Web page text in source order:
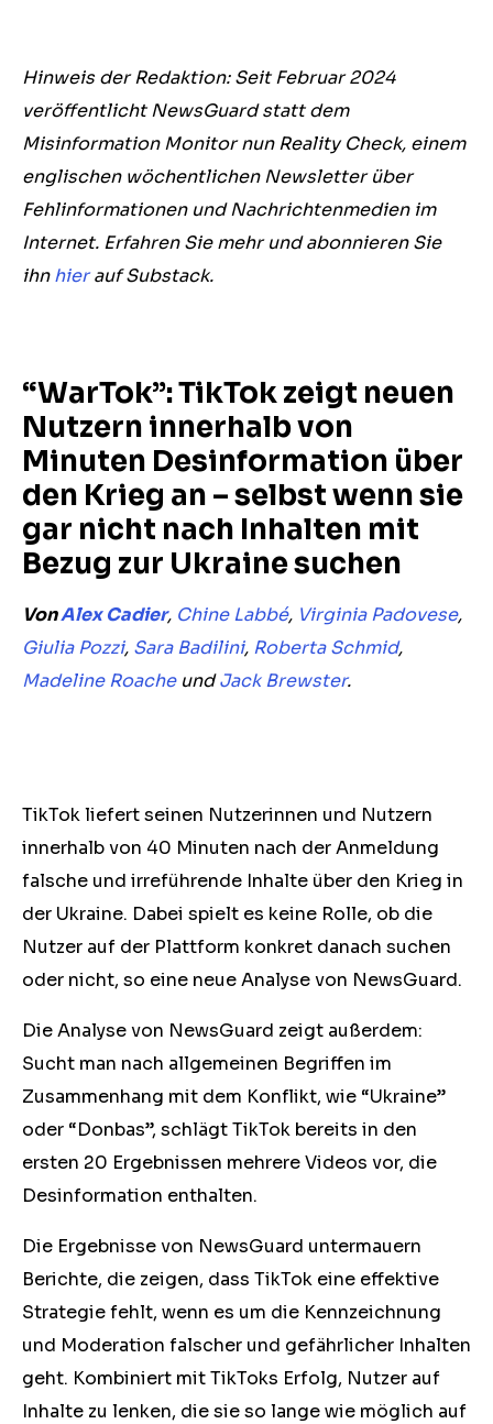
Hinweis der Redaktion: Seit Februar 2024
veröffentlicht NewsGuard statt dem
Misinformation Monitor nun Reality Check, einem
englischen wöchentlichen Newsletter über
Fehlinformationen und Nachrichtenmedien im
Internet. Erfahren Sie mehr und abonnieren Sie
ihnhierauf Substack.
“WarTok”: TikTok zeigt neuen
Nutzern innerhalb von
Minuten Desinformation über
den Krieg an – selbst wenn sie
gar nicht nach Inhalten mit
Bezug zur Ukraine suchen
VonAlex Cadier, Chine Labbé, Virginia Padovese,
Giulia Pozzi, Sara Badilini, Roberta Schmid,
Madeline RoacheundJack Brewster.
TikTok liefert seinen Nutzerinnen und Nutzern
innerhalb von 40 Minuten nach der Anmeldung
falsche und irreführende Inhalte über den Krieg in
der Ukraine. Dabei spielt es keine Rolle, ob die
Nutzer auf der Plattform konkret danach suchen
oder nicht, so eine neue Analyse von NewsGuard.
Die Analyse von NewsGuard zeigt außerdem:
Sucht man nach allgemeinen Begriffen im
Zusammenhang mit dem Konflikt, wie “Ukraine”
oder “Donbas”, schlägt TikTok bereits in den
ersten 20 Ergebnissen mehrere Videos vor, die
Desinformation enthalten.
Die Ergebnisse von NewsGuard untermauern
Berichte, die zeigen, dass TikTok eine effektive
Strategie fehlt, wenn es um die Kennzeichnung
und Moderation falscher und gefährlicher Inhalten
geht. Kombiniert mit TikToks Erfolg, Nutzer auf
Inhalte zu lenken, die sie so lange wie möglich auf